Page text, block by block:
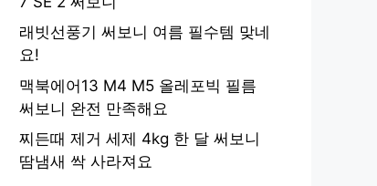
래빗선풍기 써보니 여름 필수템 맞네
요!
맥북에어13 M4 M5 올레포빅 필름
써보니 완전 만족해요
찌든때 제거 세제 4kg 한 달 써보니
땀냄새 싹 사라져요